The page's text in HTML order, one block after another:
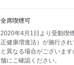
全席喫煙可
2020年4月1日より受動喫
正健康増進法）が施行さ
と異なる場合がございま
舗にご確認ください。